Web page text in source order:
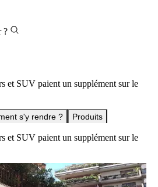
?
et SUV paient un supplément sur le
s'y rendre ? Produits
et SUV paient un supplément sur le